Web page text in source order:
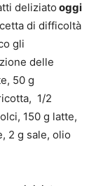
deliziato oggi
di difficoltà
gli
delle
50 g
1/2
150 g latte,
2 g sale, olio